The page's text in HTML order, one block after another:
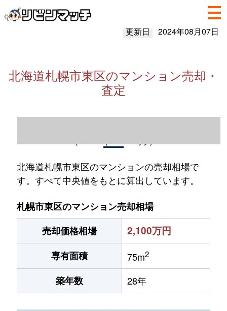
更新日 2024年08月07日
北海道札幌市東区のマンション売却・
査定
北海道札幌市東区のマンションの売却相場で
す。すべて中央値をもとに算出しています。
札幌市東区のマンション売却相場
売却価格相場
2,100万円
専有面積 75m2
築年数 28年